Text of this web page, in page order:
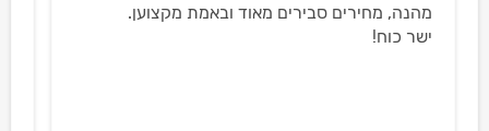
מהנה, מחירים סבירים מאוד ובאמת מקצוען.
ישר כוח!